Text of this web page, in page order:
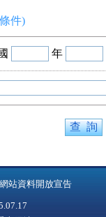
件)
年
網站資料開放宣告